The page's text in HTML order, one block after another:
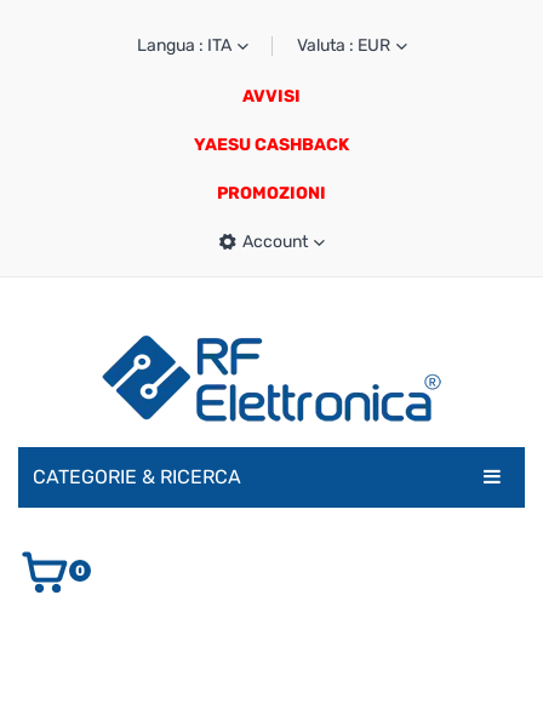
Langua : ITA Valuta : EUR
AVVISI
YAESU CASHBACK
PROMOZIONI
Account
CATEGORIE & RICERCA
AUDIO E VIDEO
0